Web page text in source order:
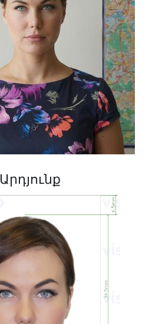
Արդյունք